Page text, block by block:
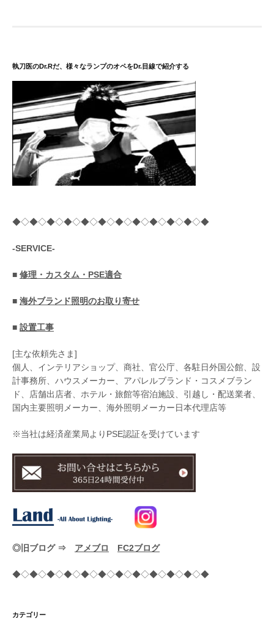
執刀医のDr.Rだ、様々なランプのオペをDr.目線で紹介する
◆◇◆◇◆◇◆◇◆◇◆◇◆◇◆◇◆◇◆◇◆◇◆
-SERVICE-
■ 修理・カスタム・PSE適合
■ 海外ブランド照明のお取り寄せ
■ 設置工事
[主な依頼先さま]
個人、インテリアショップ、商社、官公庁、各駐日外国公館、設
計事務所、ハウスメーカー、アパレルブランド・コスメブラン
ド、店舗出店者、ホテル・旅館等宿泊施設、引越し・配送業者、
国内主要照明メーカー、海外照明メーカー日本代理店等
※当社は経済産業局よりPSE認証を受けています
◎旧ブログ ⇒ アメブロ FC2ブログ
◆◇◆◇◆◇◆◇◆◇◆◇◆◇◆◇◆◇◆◇◆◇◆
カテゴリー